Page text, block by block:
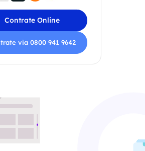
Contrate Online
via 0800 941 9642